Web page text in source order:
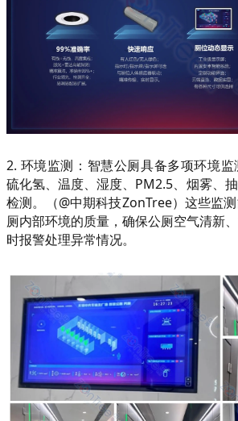
2. 环境监测：智慧公厕具备多项环境监
硫化氢、温度、湿度、PM2.5、烟雾、
检测。（@中期科技ZonTree）这些监
厕内部环境的质量，确保公厕空气清新
时报警处理异常情况。